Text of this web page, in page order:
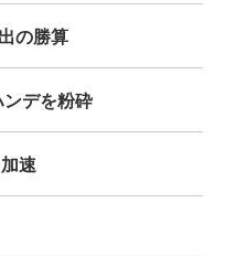
の勝算
デを粉砕
速